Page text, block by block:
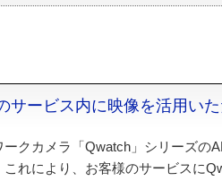
サービス内に映像を活用いた
ークカメラ「Qwatch」シリーズの
これにより、お客様のサービスに